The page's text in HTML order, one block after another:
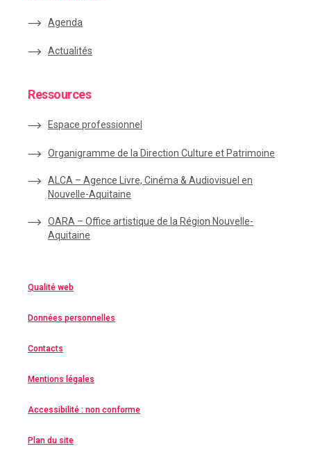
Agenda
Actualités
Ressources
Espace professionnel
Organigramme de la Direction Culture et Patrimoine
ALCA – Agence Livre, Cinéma & Audiovisuel en
Nouvelle-Aquitaine
OARA – Office artistique de la Région Nouvelle-
Aquitaine
Qualité web
Données personnelles
Contacts
Mentions légales
Accessibilité : non conforme
Plan du site